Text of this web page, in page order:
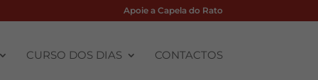
Apoie a Capela do Rato
CURSO DOS DIAS CONTACTOS